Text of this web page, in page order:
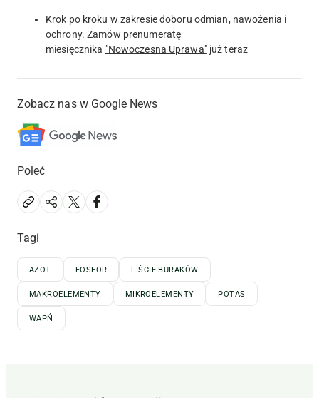
Krok po kroku w zakresie doboru odmian, nawożenia i
ochrony.Zamów prenumeratę
miesięcznika "Nowoczesna Uprawa"już teraz
Zobacz nas w Google News
Poleć
Tagi
AZOT FOSFOR LIŚCIE BURAKÓW
MAKROELEMENTY MIKROELEMENTY POTAS
WAPŃ